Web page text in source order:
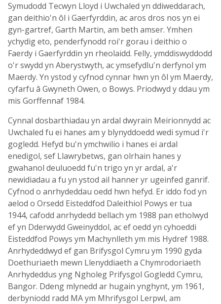
Symudodd Tecwyn Lloyd i Uwchaled yn ddiweddarach,
gan deithio'n ôl i Gaerfyrddin, ac aros dros nos yn ei
gyn-gartref, Garth Martin, am beth amser. Ymhen
ychydig eto, penderfynodd roi'r gorau i deithio o
Faerdy i Gaerfyrddin yn rheolaidd. Felly, ymddiswyddodd
o'r swydd yn Aberystwyth, ac ymsefydlu'n derfynol ym
Maerdy. Yn ystod y cyfnod cynnar hwn yn ôl ym Maerdy,
cyfarfu â Gwyneth Owen, o Bowys. Priodwyd y ddau ym
mis Gorffennaf 1984.
Cynnal dosbarthiadau yn ardal dwyrain Meirionnydd ac
Uwchaled fu ei hanes am y blynyddoedd wedi symud i'r
gogledd. Hefyd bu'n ymchwilio i hanes ei ardal
enedigol, sef Llawrybetws, gan olrhain hanes y
gwahanol deuluoedd fu'n trigo yn yr ardal, a'r
newidiadau a fu yn ystod ail hanner yr ugeinfed ganrif.
Cyfnod o anrhydeddau oedd hwn hefyd. Er iddo fod yn
aelod o Orsedd Eisteddfod Daleithiol Powys er tua
1944, cafodd anrhydedd bellach ym 1988 pan etholwyd
ef yn Dderwydd Gweinyddol, ac ef oedd yn cyhoeddi
Eisteddfod Powys ym Machynlleth ym mis Hydref 1988.
Anrhydeddwyd ef gan Brifysgol Cymru ym 1990 gyda
Doethuriaeth mewn Llenyddiaeth a Chymrodoriaeth
Anrhydeddus yng Ngholeg Prifysgol Gogledd Cymru,
Bangor. Ddeng mlynedd ar hugain ynghynt, ym 1961,
derbyniodd radd MA ym Mhrifysgol Lerpwl, am